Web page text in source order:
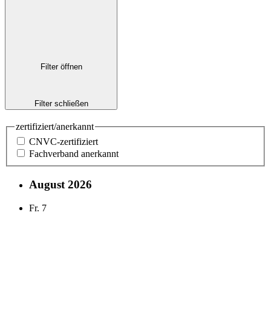
Filter öffnen
Filter schließen
zertifiziert/anerkannt
CNVC-zertifiziert
Fachverband anerkannt
August 2026
Fr. 7